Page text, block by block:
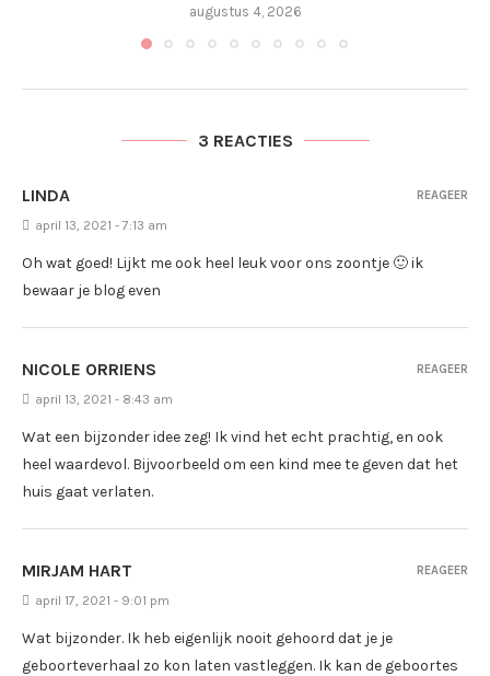
augustus 4, 2026
3 REACTIES
LINDA
april 13, 2021 - 7:13 am
Oh wat goed! Lijkt me ook heel leuk voor ons zoontje 🙂 ik
bewaar je blog even
REAGEER
NICOLE ORRIENS
april 13, 2021 - 8:43 am
Wat een bijzonder idee zeg! Ik vind het echt prachtig, en ook
heel waardevol. Bijvoorbeeld om een kind mee te geven dat het
huis gaat verlaten.
REAGEER
MIRJAM HART
april 17, 2021 - 9:01 pm
Wat bijzonder. Ik heb eigenlijk nooit gehoord dat je je
geboorteverhaal zo kon laten vastleggen. Ik kan de geboortes
REAGEER